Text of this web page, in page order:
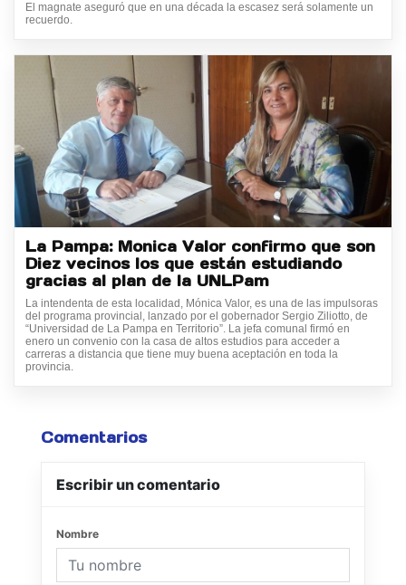
El magnate aseguró que en una década la escasez será solamente un
recuerdo.
La Pampa: Monica Valor confirmo que son
Diez vecinos los que están estudiando
gracias al plan de la UNLPam
La intendenta de esta localidad, Mónica Valor, es una de las impulsoras
del programa provincial, lanzado por el gobernador Sergio Ziliotto, de
“Universidad de La Pampa en Territorio”. La jefa comunal firmó en
enero un convenio con la casa de altos estudios para acceder a
carreras a distancia que tiene muy buena aceptación en toda la
provincia.
Comentarios
Escribir un comentario
Nombre